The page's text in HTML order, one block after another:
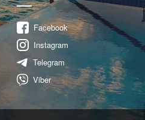
Facebook
Instagram
Telegram
Viber